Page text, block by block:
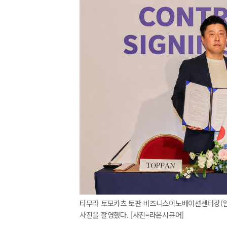
타무라 토모카츠 토판 비즈니스이노베이션센터장
사진을 촬영했다. [사진=라온시큐어]